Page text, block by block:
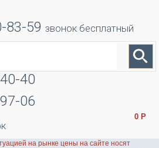
83-59 звонок бесплатный
40
06
0 Р
на рынке цены на сайте носят